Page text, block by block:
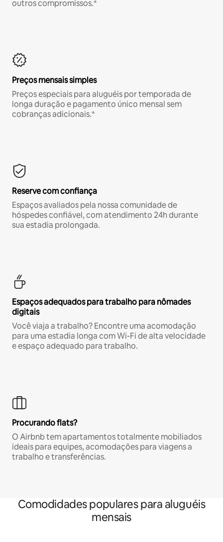
outros compromissos.*
Preços mensais simples
Preços especiais para aluguéis por temporada de
longa duração e pagamento único mensal sem
cobranças adicionais.*
Reserve com confiança
Espaços avaliados pela nossa comunidade de
hóspedes confiável, com atendimento 24h durante
sua estadia prolongada.
Espaços adequados para trabalho para nômades
digitais
Você viaja a trabalho? Encontre uma acomodação
para uma estadia longa com Wi-Fi de alta velocidade
e espaço adequado para trabalho.
Procurando flats?
O Airbnb tem apartamentos totalmente mobiliados
ideais para equipes, acomodações para viagens a
trabalho e transferências.
Comodidades populares para aluguéis
mensais